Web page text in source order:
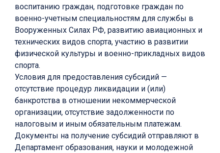
воспитанию граждан, подготовке граждан по
военно-учетным специальностям для службы в
Вооруженных Силах РФ, развитию авиационных и
технических видов спорта, участию в развитии
физической культуры и военно-прикладных видов
спорта.
Условия для предоставления субсидий —
отсутствие процедур ликвидации и (или)
банкротства в отношении некоммерческой
организации, отсутствие задолженности по
налоговым и иным обязательным платежам.
Документы на получение субсидий отправляют в
Департамент образования, науки и молодежной